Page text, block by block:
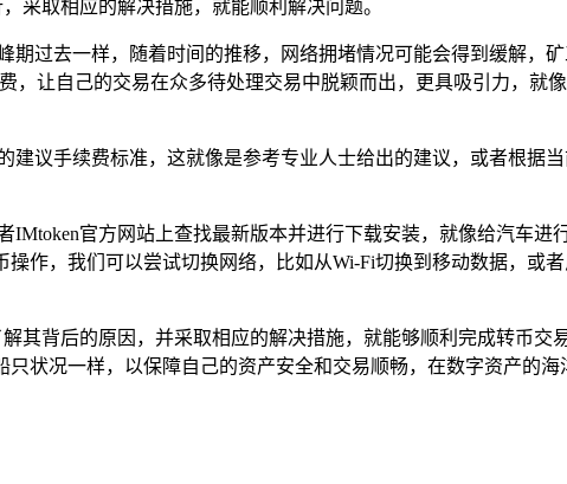
采取相应的解决措施，就能顺利解决问题。
过去一样，随着时间的推移，网络拥堵情况可能会得到缓解，
让自己的交易在众多待处理交易中脱颖而出，更具吸引力，就
议手续费标准，这就像是参考专业人士给出的建议，或者根据
官方网站上查找最新版本并进行下载安装，就像给汽车进
作，我们可以尝试切换网络，比如从Wi-Fi切换到移动数据，或
其背后的原因，并采取相应的解决措施，就能够顺利完成转币交
状况一样，以保障自己的资产安全和交易顺畅，在数字资产的海